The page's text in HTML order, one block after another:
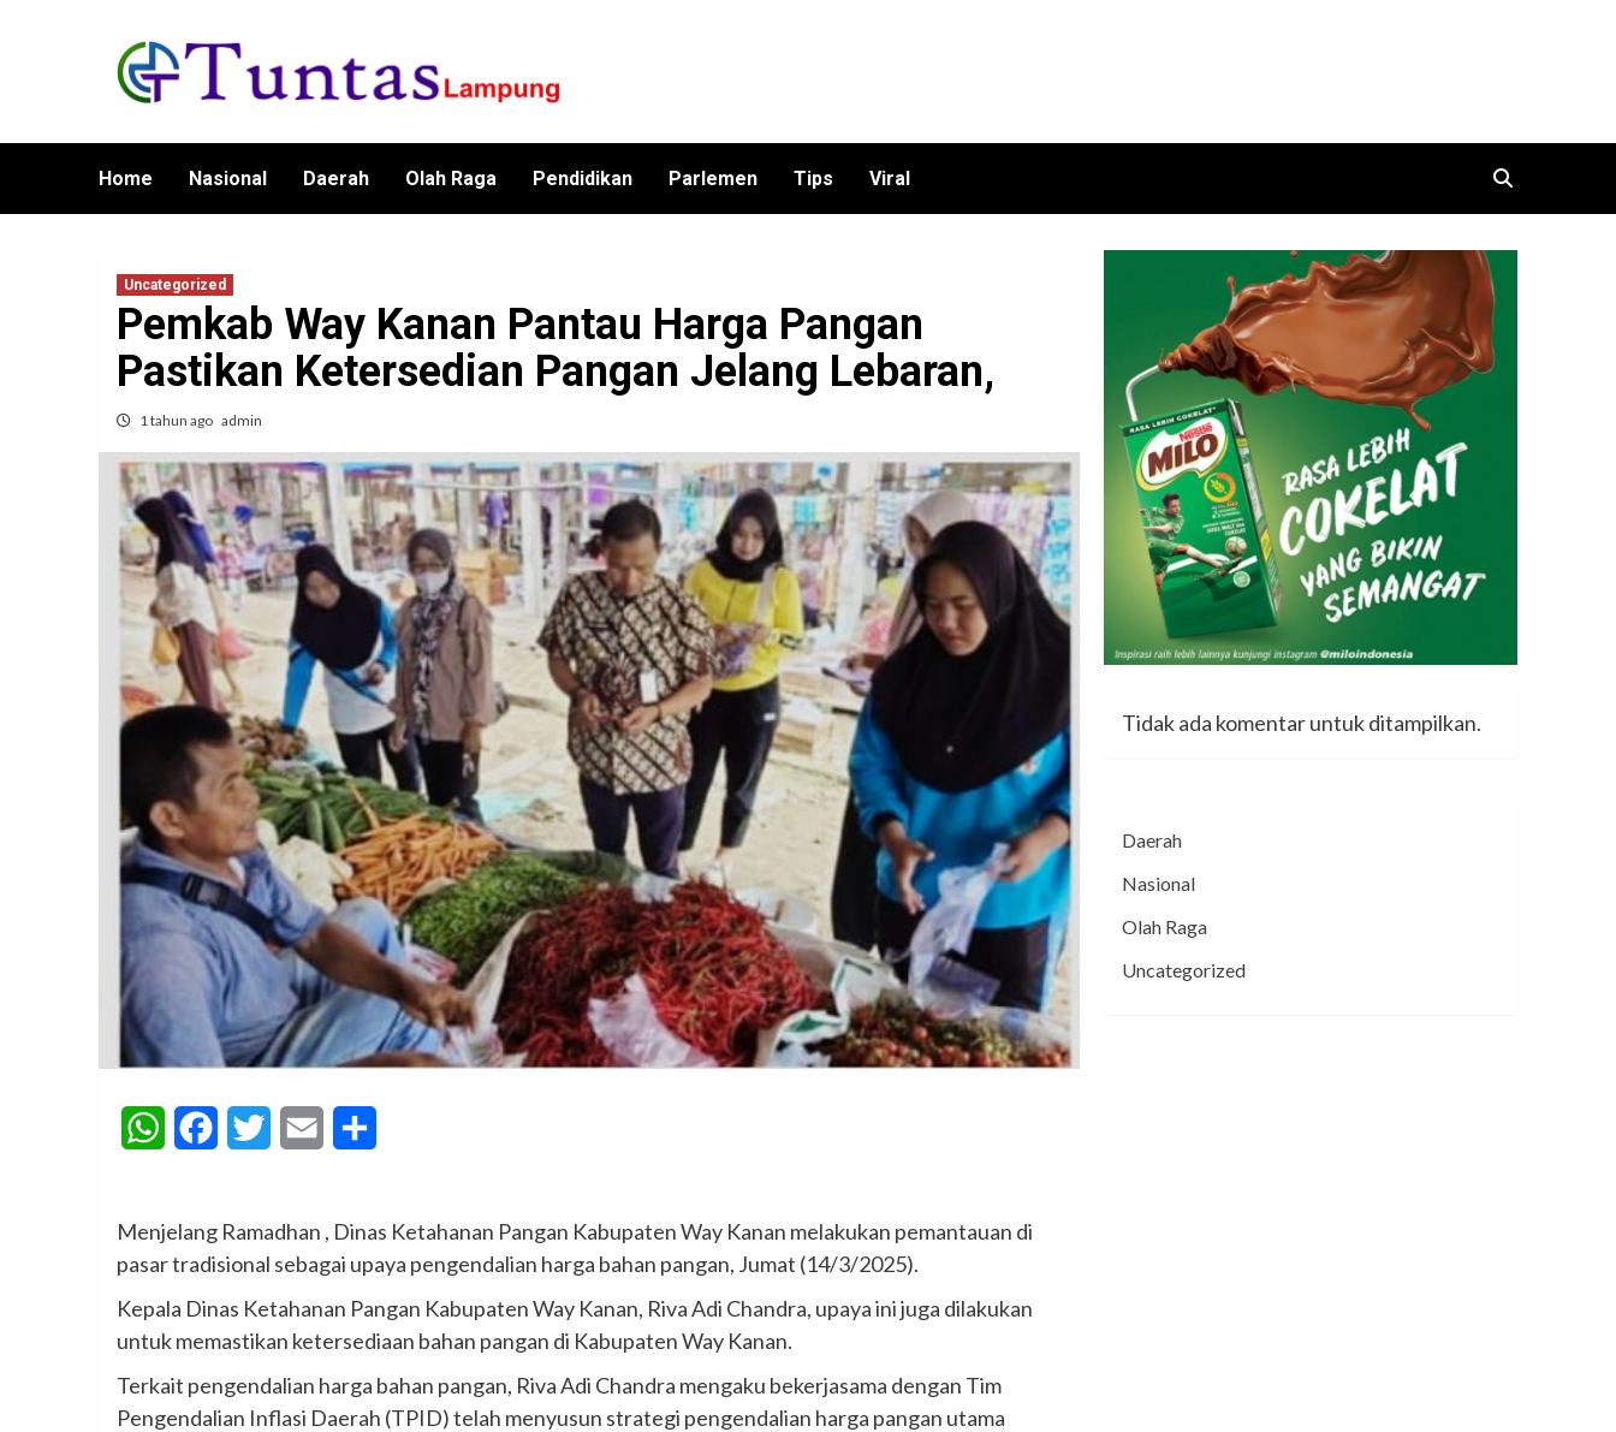
Home Nasional Daerah Olah Raga Pendidikan Parlemen Tips Viral
Uncategorized
Pemkab Way Kanan Pantau Harga Pangan
Pastikan Ketersedian Pangan Jelang Lebaran,
1 tahun ago admin
WhatsAppFacebookTwitter Email
Menjelang Ramadhan , Dinas Ketahanan Pangan Kabupaten Way Kanan melakukan pemantauan di
pasar tradisional sebagai upaya pengendalian harga bahan pangan, Jumat (14/3/2025).
Kepala Dinas Ketahanan Pangan Kabupaten Way Kanan, Riva Adi Chandra, upaya ini juga dilakukan
untuk memastikan ketersediaan bahan pangan di Kabupaten Way Kanan.
Terkait pengendalian harga bahan pangan, Riva Adi Chandra mengaku bekerjasama dengan Tim
Pengendalian Inflasi Daerah (TPID) telah menyusun strategi pengendalian harga pangan utama
Tidak ada komentar untuk ditampilkan.
Daerah
Nasional
Olah Raga
Uncategorized